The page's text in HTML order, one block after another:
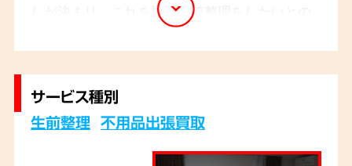
しが決まり、これを機に生前整理をしたいとの
とご一緒に必要なものと処分するものを仕分
け、すっきりと片付けることができました。ま
た、趣味で集められていたカメラを、買い取ら
サービス種別
生前整理 不用品出張買取